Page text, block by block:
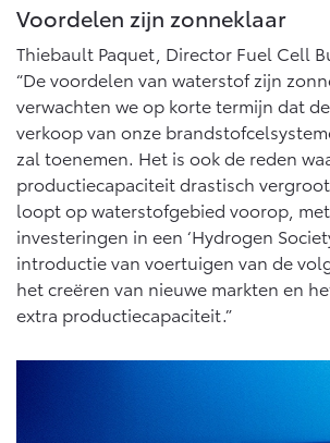
Vanaf € 37.995,-
bZ4X
BATTERIJ-ELEKTRISCH
Vanaf € 39.995,-
bZ4X
Vanaf €
Proace
OOK
Abonnementen
Multimedia
Connected check
Navigatie updates
Voordelen zijn zonneklaar
Thiebault Paquet, Director Fuel Cell
“De voordelen van waterstof zijn
verwachten we op korte termijn dat
verkoop van onze
zal toenemen. Het is ook de reden
productiecapaciteit drastisch
loopt op waterstofgebied voorop,
investeringen in een ‘Hydrogen
introductie van voertuigen van de
het creëren van nieuwe markten en
extra productiecapaciteit.”